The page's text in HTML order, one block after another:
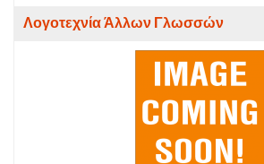
Λογοτεχνία Άλλων Γλωσσών